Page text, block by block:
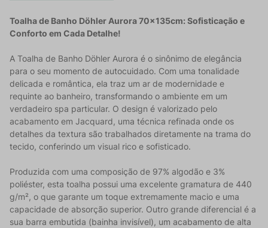
Toalha de Banho Döhler Aurora 70x135cm: Sofisticação e
Conforto em Cada Detalhe!
A Toalha de Banho Döhler Aurora é o sinônimo de elegância
para o seu momento de autocuidado. Com uma tonalidade
delicada e romântica, ela traz um ar de modernidade e
requinte ao banheiro, transformando o ambiente em um
verdadeiro spa particular. O design é valorizado pelo
acabamento em Jacquard, uma técnica refinada onde os
detalhes da textura são trabalhados diretamente na trama do
tecido, conferindo um visual rico e sofisticado.
Produzida com uma composição de 97% algodão e 3%
poliéster, esta toalha possui uma excelente gramatura de 440
g/m², o que garante um toque extremamente macio e uma
capacidade de absorção superior. Outro grande diferencial é a
sua barra embutida (bainha invisível), um acabamento de alta